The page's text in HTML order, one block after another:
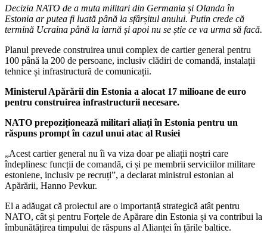
Decizia NATO de a muta militari din Germania și Olanda în
Estonia ar putea fi luată până la sfârșitul anului. Putin crede că
termină Ucraina până la iarnă și apoi nu se știe ce va urma să facă.
Planul prevede construirea unui complex de cartier general pentru
100 până la 200 de persoane, inclusiv clădiri de comandă, instalații
tehnice și infrastructură de comunicații.
Ministerul Apărării din Estonia a alocat 17 milioane de euro
pentru construirea infrastructurii necesare.
NATO prepoziționează militari aliați în Estonia pentru un
răspuns prompt în cazul unui atac al Rusiei
„Acest cartier general nu îi va viza doar pe aliații noștri care
îndeplinesc funcții de comandă, ci și pe membrii serviciilor militare
estoniene, inclusiv pe recruți”, a declarat ministrul estonian al
Apărării, Hanno Pevkur.
El a adăugat că proiectul are o importanță strategică atât pentru
NATO, cât și pentru Forțele de Apărare din Estonia și va contribui la
îmbunătățirea timpului de răspuns al Alianței în țările baltice.